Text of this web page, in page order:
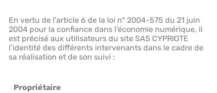
En vertu de l’article 6 de la loi n° 2004-575 du 21 juin
2004 pour la confiance dans l’économie numérique, il
est précisé aux utilisateurs du site SAS CYPRIOTE
l’identité des différents intervenants dans le cadre de
sa réalisation et de son suivi :
Propriétaire